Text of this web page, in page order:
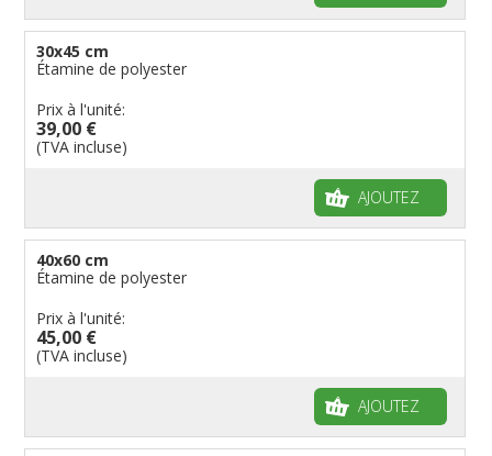
30x45 cm
Étamine de polyester
Prix à l'unité:
39,00 €
(TVA incluse)
AJOUTEZ
40x60 cm
Étamine de polyester
Prix à l'unité:
45,00 €
(TVA incluse)
AJOUTEZ